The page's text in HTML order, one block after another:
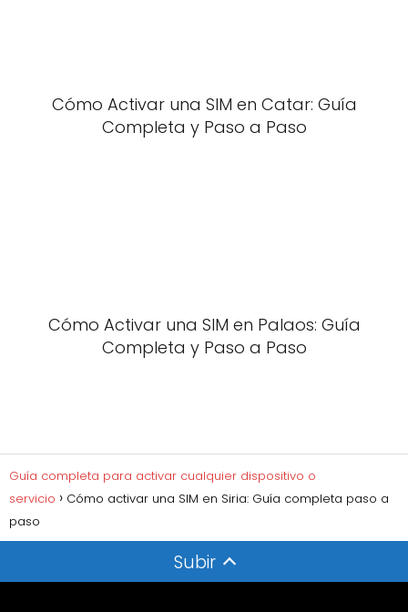
Cómo Activar una SIM en Catar: Guía
Completa y Paso a Paso
Cómo Activar una SIM en Palaos: Guía
Completa y Paso a Paso
Guía completa para activar cualquier dispositivo o
servicio
Cómo activar una SIM en Siria: Guía completa paso a
paso
Subir